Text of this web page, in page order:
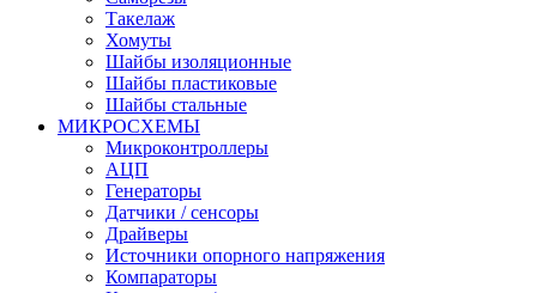
Такелаж
Хомуты
Шайбы изоляционные
Шайбы пластиковые
Шайбы стальные
МИКРОСХЕМЫ
Микроконтроллеры
АЦП
Генераторы
Датчики / сенсоры
Драйверы
Источники опорного напряжения
Компараторы